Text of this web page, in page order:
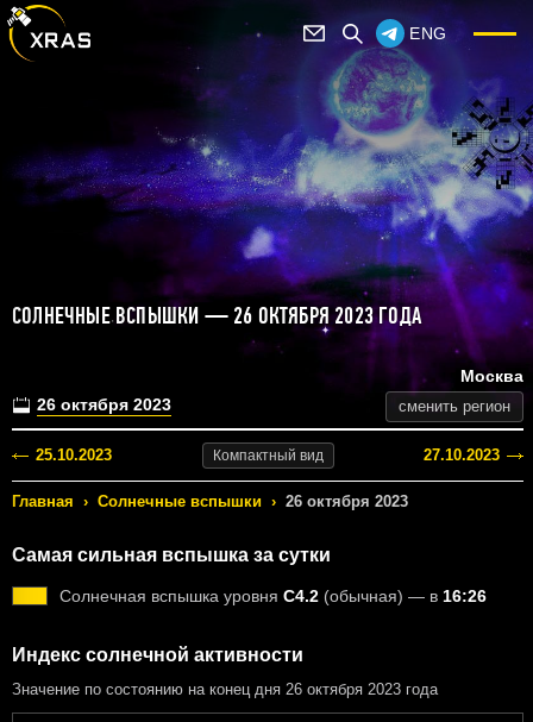
ENG
СОЛНЕЧНЫЕ ВСПЫШКИ — 26 ОКТЯБРЯ 2023 ГОДА
26 октября 2023
Москва
сменить регион
25.10.2023 Компактный вид 27.10.2023
Главная › Солнечные вспышки › 26 октября 2023
Самая сильная вспышка за сутки
Солнечная вспышка уровня C4.2 (обычная) — в 16:26
Индекс солнечной активности
Значение по состоянию на конец дня 26 октября 2023 года